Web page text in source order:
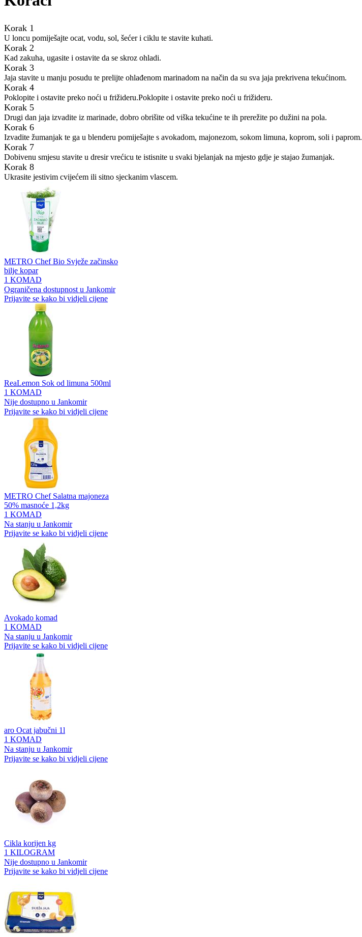
Korak 1
U loncu pomiješajte ocat, vodu, sol, šećer i ciklu te stavite kuhati.
Korak 2
Kad zakuha, ugasite i ostavite da se skroz ohladi.
Korak 3
Jaja stavite u manju posudu te prelijte ohlađenom marinadom na način da su sva jaja prekrivena tekućinom.
Korak 4
Poklopite i ostavite preko noći u frižideru.Poklopite i ostavite preko noći u frižideru.
Korak 5
Drugi dan jaja izvadite iz marinade, dobro obrišite od viška tekućine te ih prerežite po dužini na pola.
Korak 6
Izvadite žumanjak te ga u blenderu pomiješajte s avokadom, majonezom, sokom limuna, koprom, soli i paprom.
Korak 7
Dobivenu smjesu stavite u dresir vrećicu te istisnite u svaki bjelanjak na mjesto gdje je stajao žumanjak.
Korak 8
Ukrasite jestivim cvijećem ili sitno sjeckanim vlascem.
METRO Chef Bio Svježe začinsko
bilje kopar
1 KOMAD
Ograničena dostupnost u Jankomir
Prijavite se kako bi vidjeli cijene
ReaLemon Sok od limuna 500ml
1 KOMAD
Nije dostupno u Jankomir
Prijavite se kako bi vidjeli cijene
METRO Chef Salatna majoneza
50% masnoće 1,2kg
1 KOMAD
Na stanju u Jankomir
Prijavite se kako bi vidjeli cijene
Avokado komad
1 KOMAD
Na stanju u Jankomir
Prijavite se kako bi vidjeli cijene
aro Ocat jabučni 1l
1 KOMAD
Na stanju u Jankomir
Prijavite se kako bi vidjeli cijene
Cikla korijen kg
1 KILOGRAM
Nije dostupno u Jankomir
Prijavite se kako bi vidjeli cijene